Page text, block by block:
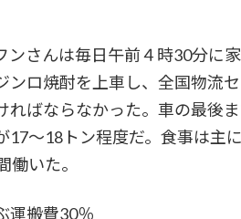
さんは毎日午前４時30分に
ンロ焼酎を上車し、全国物流
ればならなかった。車の最後
17～18トン程度だ。食事は主
働いた。
運搬費30％